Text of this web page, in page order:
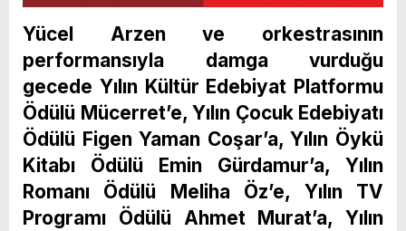
Yücel Arzen ve orkestrasının
performansıyla damga vurduğu
gecede Yılın Kültür Edebiyat Platformu
Ödülü Mücerret’e, Yılın Çocuk Edebiyatı
Ödülü Figen Yaman Coşar’a, Yılın Öykü
Kitabı Ödülü Emin Gürdamur’a, Yılın
Romanı Ödülü Meliha Öz’e, Yılın TV
Programı Ödülü Ahmet Murat’a, Yılın